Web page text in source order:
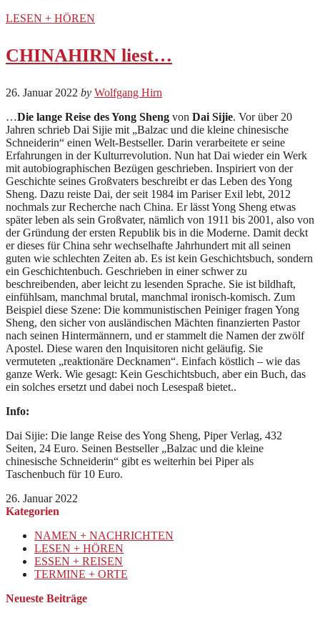
LESEN + HÖREN
CHINAHIRN liest…
26. Januar 2022 by Wolfgang Hirn
…Die lange Reise des Yong Sheng von Dai Sijie. Vor über 20
Jahren schrieb Dai Sijie mit „Balzac und die kleine chinesische
Schneiderin“ einen Welt-Bestseller. Darin verarbeitete er seine
Erfahrungen in der Kulturrevolution. Nun hat Dai wieder ein Werk
mit autobiographischen Bezügen geschrieben. Inspiriert von der
Geschichte seines Großvaters beschreibt er das Leben des Yong
Sheng. Dazu reiste Dai, der seit 1984 im Pariser Exil lebt, 2012
nochmals zur Recherche nach China. Er lässt Yong Sheng etwas
später leben als sein Großvater, nämlich von 1911 bis 2001, also von
der Gründung der ersten Republik bis in die Moderne. Damit deckt
er dieses für China sehr wechselhafte Jahrhundert mit all seinen
guten wie schlechten Zeiten ab. Es ist kein Geschichtsbuch, sondern
ein Geschichtenbuch. Geschrieben in einer schwer zu
beschreibenden, aber leicht zu lesenden Sprache. Sie ist bildhaft,
einfühlsam, manchmal brutal, manchmal ironisch-komisch. Zum
Beispiel diese Szene: Die kommunistischen Peiniger fragen Yong
Sheng, den sicher von ausländischen Mächten finanzierten Pastor
nach seinen Hintermännern, und er stammelt die Namen der zwölf
Apostel. Diese waren den Inquisitoren nicht geläufig. Sie
vermuteten „reaktionäre Decknamen“. Einfach köstlich – wie das
ganze Werk. Wie gesagt: Kein Geschichtsbuch, aber ein Buch, das
ein solches ersetzt und dabei noch Lesespaß bietet..
Info:
Dai Sijie: Die lange Reise des Yong Sheng, Piper Verlag, 432
Seiten, 24 Euro. Seinen Bestseller „Balzac und die kleine
chinesische Schneiderin“ gibt es weiterhin bei Piper als
Taschenbuch für 10 Euro.
26. Januar 2022
Kategorien
NAMEN + NACHRICHTEN
LESEN + HÖREN
ESSEN + REISEN
TERMINE + ORTE
Neueste Beiträge